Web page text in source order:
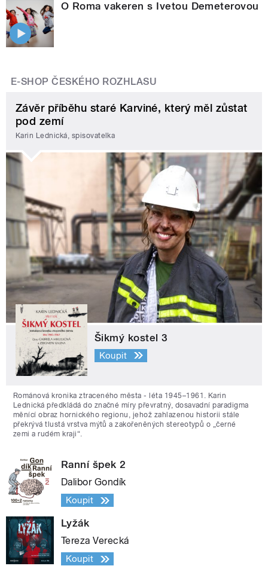
O Roma vakeren s Ivetou Demeterovou
E-SHOP ČESKÉHO ROZHLASU
Závěr příběhu staré Karviné, který měl zůstat
pod zemí
Karin Lednická, spisovatelka
Šikmý kostel 3
Koupit
Románová kronika ztraceného města - léta 1945–1961. Karin
Lednická předkládá do značné míry převratný, dosavadní paradigma
měnící obraz hornického regionu, jehož zahlazenou historii stále
překrývá tlustá vrstva mýtů a zakořeněných stereotypů o „černé
zemi a rudém kraji“.
Ranní špek 2
Dalibor Gondík
Koupit
Lyžák
Tereza Verecká
Koupit